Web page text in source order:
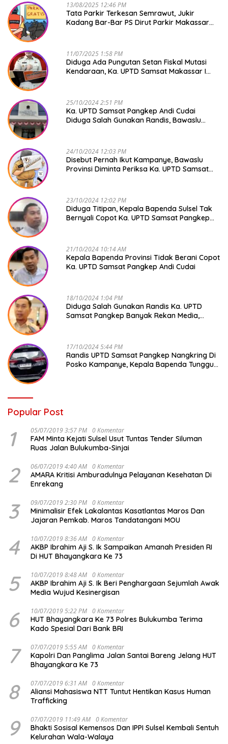
13/08/2025 12:46 PM
Tata Parkir Terkesan Semrawut, Jukir
Kadang Bar-Bar PS Dirut Parkir Makassar
11/07/2025 1:58 PM
Diduga Ada Pungutan Setan Fiskal Mutasi
Kendaraan, Ka. UPTD Samsat Makassar I
25/10/2024 2:51 PM
Ka. UPTD Samsat Pangkep Andi Cudai
Diduga Salah Gunakan Randis, Bawaslu
24/10/2024 12:03 PM
Disebut Pernah Ikut Kampanye, Bawaslu
Provinsi Diminta Periksa Ka. UPTD Samsat
23/10/2024 12:02 PM
Diduga Titipan, Kepala Bapenda Sulsel Tak
Bernyali Copot Ka. UPTD Samsat Pangkep
21/10/2024 10:14 AM
Kepala Bapenda Provinsi Tidak Berani Copot
Ka. UPTD Samsat Pangkep Andi Cudai
18/10/2024 1:04 PM
Diduga Salah Gunakan Randis Ka. UPTD
Samsat Pangkep Banyak Rekan Media,
17/10/2024 5:44 PM
Randis UPTD Samsat Pangkep Nangkring Di
Posko Kampanye, Kepala Bapenda Tunggu
Popular Post
1 05/07/2019 3:57 PM 0 Komentar
FAM Minta Kejati Sulsel Usut Tuntas Tender Siluman
Ruas Jalan Bulukumba-Sinjai
2 06/07/2019 4:40 AM 0 Komentar
AMARA Kritisi Amburadulnya Pelayanan Kesehatan Di
Enrekang
3 09/07/2019 2:30 PM 0 Komentar
Minimalisir Efek Lakalantas Kasatlantas Maros Dan
Jajaran Pemkab. Maros Tandatangani MOU
4 10/07/2019 8:36 AM 0 Komentar
AKBP Ibrahim Aji S. Ik Sampaikan Amanah Presiden RI
Di HUT Bhayangkara Ke 73
5 10/07/2019 8:48 AM 0 Komentar
AKBP Ibrahim Aji S. Ik Beri Penghargaan Sejumlah Awak
Media Wujud Kesinergisan
6 10/07/2019 5:22 PM 0 Komentar
HUT Bhayangkara Ke 73 Polres Bulukumba Terima
Kado Spesial Dari Bank BRI
7 07/07/2019 5:55 AM 0 Komentar
Kapolri Dan Panglima Jalan Santai Bareng Jelang HUT
Bhayangkara Ke 73
8 07/07/2019 6:31 AM 0 Komentar
Aliansi Mahasiswa NTT Tuntut Hentikan Kasus Human
Trafficking
9 07/07/2019 11:49 AM 0 Komentar
Bhakti Sosisal Kemensos Dan IPPI Sulsel Kembali Sentuh
Kelurahan Wala-Walaya